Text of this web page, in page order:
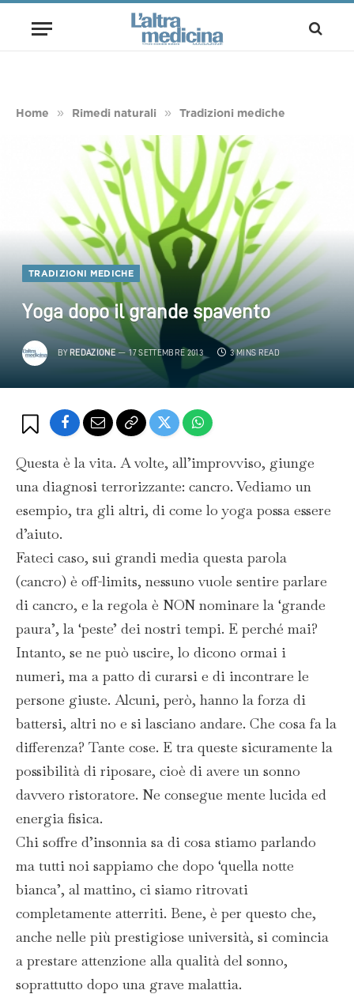
Home » Rimedi naturali » Tradizioni mediche
TRADIZIONI MEDICHE
Yoga dopo il grande spavento
BY REDAZIONE 17 SETTEMBRE 2013 3 MINS READ
Questa è la vita. A volte, all’improvviso, giunge
una diagnosi terrorizzante: cancro. Vediamo un
esempio, tra gli altri, di come lo yoga possa essere
d’aiuto.
Fateci caso, sui grandi media questa parola
(cancro) è off-limits, nessuno vuole sentire parlare
di cancro, e la regola è NON nominare la ‘grande
paura’, la ‘peste’ dei nostri tempi. E perché mai?
Intanto, se ne può uscire, lo dicono ormai i
numeri, ma a patto di curarsi e di incontrare le
persone giuste. Alcuni, però, hanno la forza di
battersi, altri no e si lasciano andare. Che cosa fa la
differenza? Tante cose. E tra queste sicuramente la
possibilità di riposare, cioè di avere un sonno
davvero ristoratore. Ne consegue mente lucida ed
energia fisica.
Chi soffre d’insonnia sa di cosa stiamo parlando
ma tutti noi sappiamo che dopo ‘quella notte
bianca’, al mattino, ci siamo ritrovati
completamente atterriti. Bene, è per questo che,
anche nelle più prestigiose università, si comincia
a prestare attenzione alla qualità del sonno,
soprattutto dopo una grave malattia.